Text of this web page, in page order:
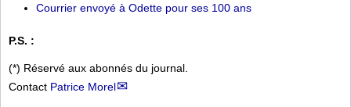
Courrier envoyé à Odette pour ses 100 ans
P.S. :
(*) Réservé aux abonnés du journal.
Contact Patrice Morel